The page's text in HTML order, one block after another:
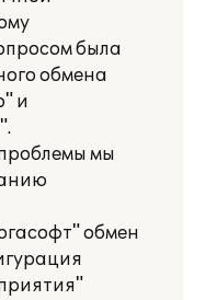
была
обмена
и
мы
обмен